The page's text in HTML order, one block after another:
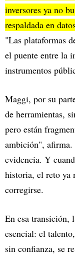
inversores ya no
respaldada en
"Las plataformas
el puente entre la
instrumentos
Maggi, por su
de herramientas,
pero están
ambición", afirma.
evidencia. Y
historia, el reto ya
corregirse.
En esa transición,
esencial: el
sin confianza, se